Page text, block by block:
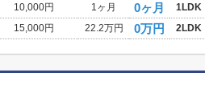
10,000円 1ヶ月 0ヶ月 1LDK
15,000円 22.2万円 0万円 2LDK